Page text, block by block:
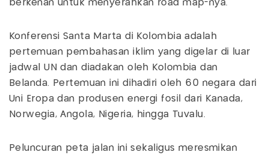
berkenan untuk menyerahkan road map-nya.
Konferensi Santa Marta di Kolombia adalah
pertemuan pembahasan iklim yang digelar di luar
jadwal UN dan diadakan oleh Kolombia dan
Belanda. Pertemuan ini dihadiri oleh 60 negara dari
Uni Eropa dan produsen energi fosil dari Kanada,
Norwegia, Angola, Nigeria, hingga Tuvalu.
Peluncuran peta jalan ini sekaligus meresmikan